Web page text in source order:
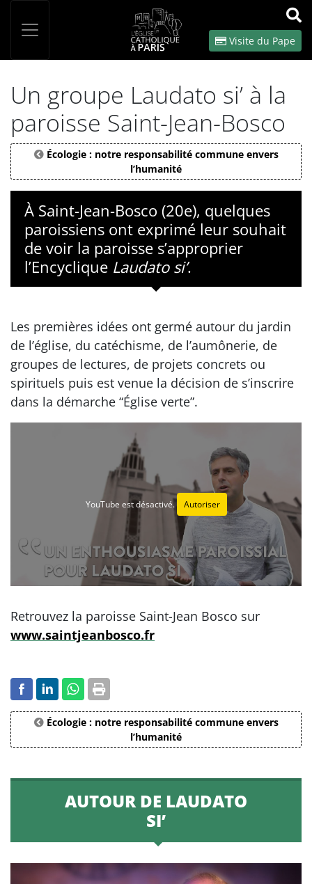
OK
Visite du Pape
Un groupe Laudato si’ à la
paroisse Saint-Jean-Bosco
Écologie : notre responsabilité commune envers
l’humanité
À Saint-Jean-Bosco (20e), quelques
paroissiens ont exprimé leur souhait
de voir la paroisse s’approprier
l’Encyclique Laudato si’.
Les premières idées ont germé autour du jardin
de l’église, du catéchisme, de l’aumônerie, de
groupes de lectures, de projets concrets ou
spirituels puis est venue la décision de s’inscrire
dans la démarche “Église verte”.
YouTube est désactivé. Autoriser
Retrouvez la paroisse Saint-Jean Bosco sur
www.saintjeanbosco.fr
Écologie : notre responsabilité commune envers
l’humanité
AUTOUR DE LAUDATO
SI’
Panneau de gestion des cookies